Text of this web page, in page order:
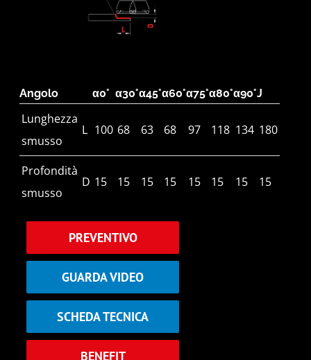
Angolo α0° α30°α45°α60°α75°α80°α90°J
Lunghezza
smusso
L 100 68 63 68 97 118 134 180
Profondità
smusso
D 15 15 15 15 15 15 15 15
PREVENTIVO
GUARDA VIDEO
SCHEDA TECNICA
BENEFIT